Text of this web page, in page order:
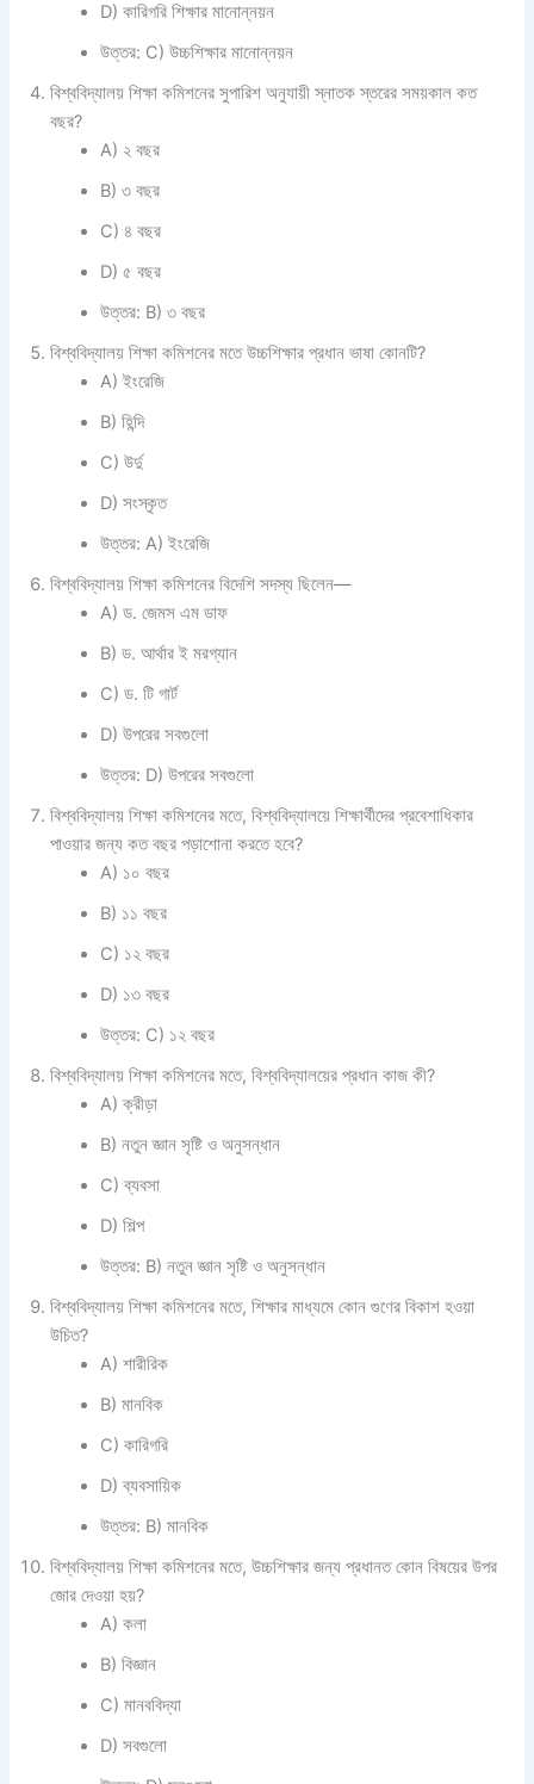
D) কারিগরি শিক্ষার মানোন্নয়ন
উত্তর: C) উচ্চশিক্ষার মানোন্নয়ন
বিশ্ববিদ্যালয় শিক্ষা কমিশনের সুপারিশ অনুযায়ী স্নাতক স্তরের সময়কাল কত
বছর?
A) ২ বছর
B) ৩ বছর
C) ৪ বছর
D) ৫ বছর
উত্তর: B) ৩ বছর
বিশ্ববিদ্যালয় শিক্ষা কমিশনের মতে উচ্চশিক্ষার প্রধান ভাষা কোনটি?
A) ইংরেজি
B) হিন্দি
C) উর্দু
D) সংস্কৃত
উত্তর: A) ইংরেজি
বিশ্ববিদ্যালয় শিক্ষা কমিশনের বিদেশি সদস্য ছিলেন—
A) ড. জেমস এম ডাফ
B) ড. আর্থার ই মরগ্যান
C) ড. টি গার্ট
D) উপরের সবগুলো
উত্তর: D) উপরের সবগুলো
বিশ্ববিদ্যালয় শিক্ষা কমিশনের মতে, বিশ্ববিদ্যালয়ে শিক্ষার্থীদের প্রবেশাধিকার
পাওয়ার জন্য কত বছর পড়াশোনা করতে হবে?
A) ১০ বছর
B) ১১ বছর
C) ১২ বছর
D) ১৩ বছর
উত্তর: C) ১২ বছর
বিশ্ববিদ্যালয় শিক্ষা কমিশনের মতে, বিশ্ববিদ্যালয়ের প্রধান কাজ কী?
A) ক্রীড়া
B) নতুন জ্ঞান সৃষ্টি ও অনুসন্ধান
C) ব্যবসা
D) শিল্প
উত্তর: B) নতুন জ্ঞান সৃষ্টি ও অনুসন্ধান
বিশ্ববিদ্যালয় শিক্ষা কমিশনের মতে, শিক্ষার মাধ্যমে কোন গুণের বিকাশ হওয়া
উচিত?
A) শারীরিক
B) মানবিক
C) কারিগরি
D) ব্যবসায়িক
উত্তর: B) মানবিক
বিশ্ববিদ্যালয় শিক্ষা কমিশনের মতে, উচ্চশিক্ষার জন্য প্রধানত কোন বিষয়ের উপর
জোর দেওয়া হয়?
A) কলা
B) বিজ্ঞান
C) মানববিদ্যা
D) সবগুলো